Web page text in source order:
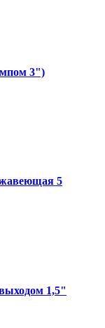
3")
5
1,5"